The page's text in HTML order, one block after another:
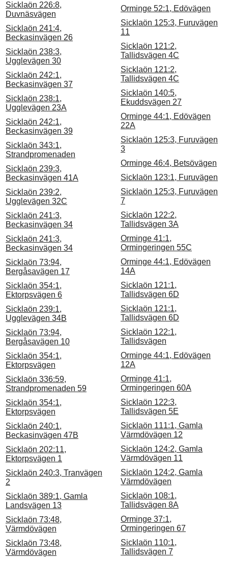
Sicklaön 226:8,
Duvnäsvägen
Sicklaön 241:4,
Beckasinvägen 26
Sicklaön 238:3,
Ugglevägen 30
Sicklaön 242:1,
Beckasinvägen 37
Sicklaön 238:1,
Ugglevägen 23A
Sicklaön 242:1,
Beckasinvägen 39
Sicklaön 343:1,
Strandpromenaden
Sicklaön 239:3,
Beckasinvägen 41A
Sicklaön 239:2,
Ugglevägen 32C
Sicklaön 241:3,
Beckasinvägen 34
Sicklaön 241:3,
Beckasinvägen 34
Sicklaön 73:94,
Bergåsavägen 17
Sicklaön 354:1,
Ektorpsvägen 6
Sicklaön 239:1,
Ugglevägen 34B
Sicklaön 73:94,
Bergåsavägen 10
Sicklaön 354:1,
Ektorpsvägen
Sicklaön 336:59,
Strandpromenaden 59
Sicklaön 354:1,
Ektorpsvägen
Sicklaön 240:1,
Beckasinvägen 47B
Sicklaön 202:11,
Ektorpsvägen 1
Sicklaön 240:3, Tranvägen
2
Sicklaön 389:1, Gamla
Landsvägen 13
Sicklaön 73:48,
Värmdövägen
Sicklaön 73:48,
Värmdövägen
Orminge 52:1, Edövägen
Sicklaön 125:3, Furuvägen
11
Sicklaön 121:2,
Tallidsvägen 4C
Sicklaön 121:2,
Tallidsvägen 4C
Sicklaön 140:5,
Ekuddsvägen 27
Orminge 44:1, Edövägen
22A
Sicklaön 125:3, Furuvägen
3
Orminge 46:4, Betsövägen
Sicklaön 123:1, Furuvägen
Sicklaön 125:3, Furuvägen
7
Sicklaön 122:2,
Tallidsvägen 3A
Orminge 41:1,
Ormingeringen 55C
Orminge 44:1, Edövägen
14A
Sicklaön 121:1,
Tallidsvägen 6D
Sicklaön 121:1,
Tallidsvägen 6D
Sicklaön 122:1,
Tallidsvägen
Orminge 44:1, Edövägen
12A
Orminge 41:1,
Ormingeringen 60A
Sicklaön 122:3,
Tallidsvägen 5E
Sicklaön 111:1, Gamla
Värmdövägen 12
Sicklaön 124:2, Gamla
Värmdövägen 11
Sicklaön 124:2, Gamla
Värmdövägen
Sicklaön 108:1,
Tallidsvägen 8A
Orminge 37:1,
Ormingeringen 67
Sicklaön 110:1,
Tallidsvägen 7